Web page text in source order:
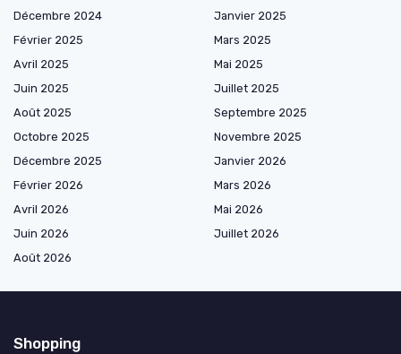
Décembre 2024
Janvier 2025
Février 2025
Mars 2025
Avril 2025
Mai 2025
Juin 2025
Juillet 2025
Août 2025
Septembre 2025
Octobre 2025
Novembre 2025
Décembre 2025
Janvier 2026
Février 2026
Mars 2026
Avril 2026
Mai 2026
Juin 2026
Juillet 2026
Août 2026
Shopping